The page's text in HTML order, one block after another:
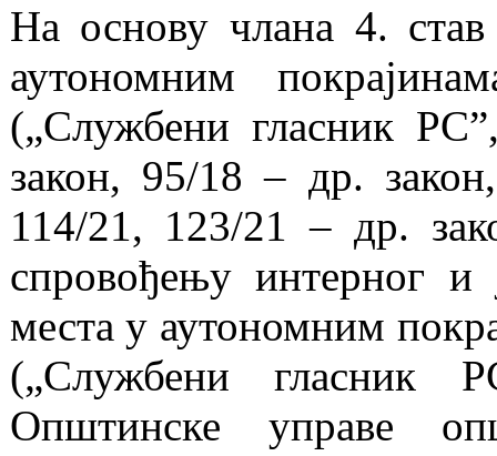
На основу члана 4.
аутономним
(„Службени гласник
закон, 95/18 – др.
114/21, 123/21 – др.
спровођењу интерног и
места у аутономним
(„Службени гласник
Општинске управе